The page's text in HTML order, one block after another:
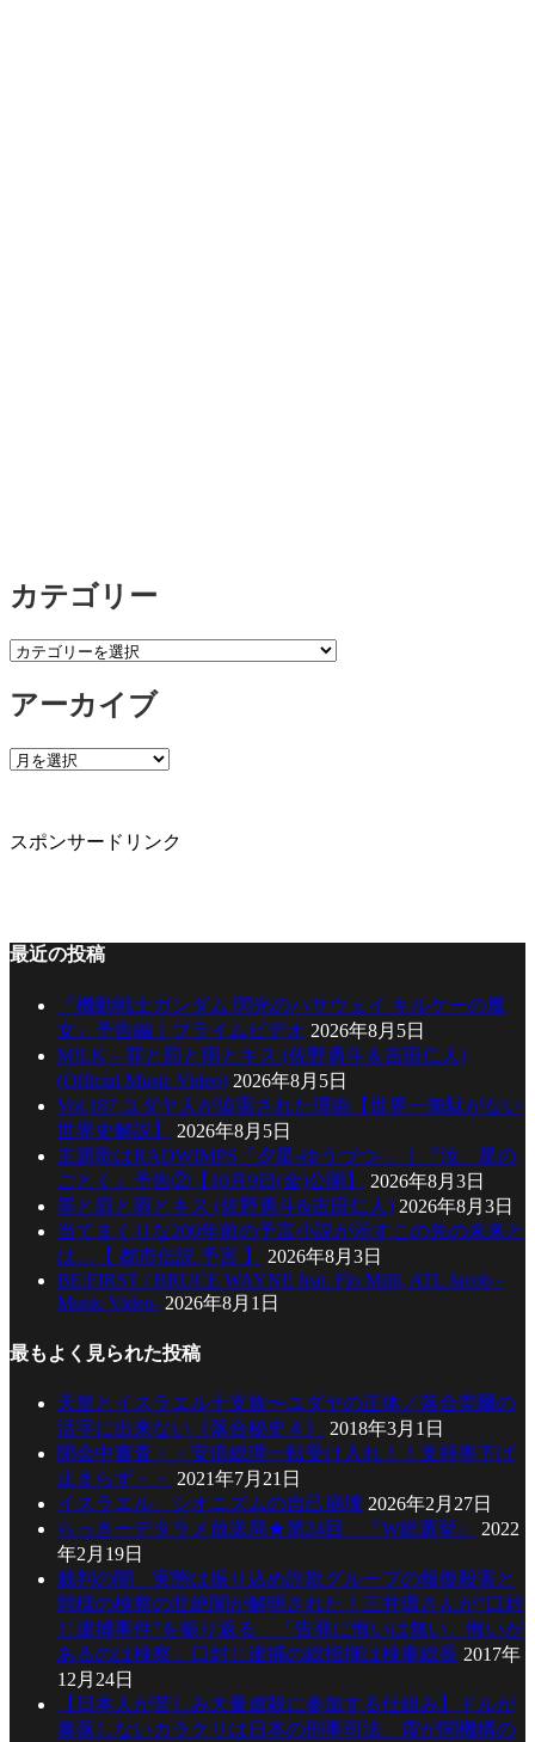
カテゴリー
カ
ゴ
ー
アーカイブ
ア
イ
スポンサードリンク
最近の投稿
『機動戦士ガンダム 閃光のハサウェイ キルケーの魔
女』予告編｜プライムビデオ 2026年8月5日
M!LK – 罪と罰と雨とキス (佐野勇斗＆吉田仁人)
(Official Music Video) 2026年8月5日
Vol.187 ユダヤ人が迫害された理由【世界一無駄がない
世界史解説】
2026年8月5日
主題歌はRADWIMPS「夕星-ゆうづつ-」｜『汝、星の
ごとく』予告②【10月9日(金)公開】
2026年8月3日
罪と罰と雨とキス (佐野勇斗&吉田仁人) 2026年8月3日
当てまくりな200年前の予言小説が示すこの先の未来と
は…【 都市伝説 予言 】
2026年8月3日
BE:FIRST / BRUCE WAYNE feat. Flo Milli, ATL Jacob -
Music Video- 2026年8月1日
最もよく見られた投稿
天皇とイスラエル十支族〜ユダヤの正体／落合莞爾の
活字に出来ない《落合秘史４》
2018年3月1日
閉会中審査・・安倍総理一転受け入れ！！支持率下げ
止まらず・・
2021年7月21日
イスラエル、シオニズムの自己崩壊 2026年2月27日
らっきーデタラメ放送局★第24回 『W総選挙』
2022
年2月19日
裁判の闇 実態は振り込め詐欺グループの報復殺害と
同様の検察の壮絶闇が解明された！三井環さんが”口封
じ逮捕事件”を振り返る 「告発に悔いは無い。悔いが
あるのは検察」口封じ逮捕の総指揮は検事総長 2017年
12月24日
【日本人が苦しみ大量虐殺に参加する仕組み】ドルが
暴落しないカラクリは日本の刑事司法、霞が関機構の